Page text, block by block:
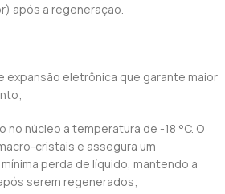
após a regeneração.
expansão eletrônica que garante maior
no núcleo a temperatura de -18 °C. O
cristais e assegura um
perda de líquido, mantendo a
serem regenerados;